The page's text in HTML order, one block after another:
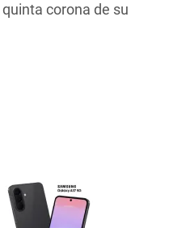
corona de su